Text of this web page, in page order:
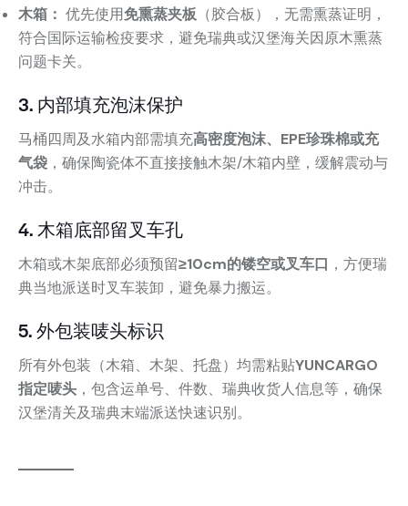
木箱： 优先使用免熏蒸夹板 （胶合板），无需熏蒸证明，
符合国际运输检疫要求，避免瑞典或汉堡海关因原木熏蒸
问题卡关。
3. 内部填充泡沫保护
马桶四周及水箱内部需填充高密度泡沫、EPE珍珠棉或充
气袋 ，确保陶瓷体不直接接触木架/木箱内壁，缓解震动与
冲击。
4. 木箱底部留叉车孔
木箱或木架底部必须预留≥10cm的镂空或叉车口 ，方便瑞
典当地派送时叉车装卸，避免暴力搬运。
5. 外包装唛头标识
所有外包装（木箱、木架、托盘）均需粘贴YUNCARGO
指定唛头 ，包含运单号、件数、瑞典收货人信息等，确保
汉堡清关及瑞典末端派送快速识别。